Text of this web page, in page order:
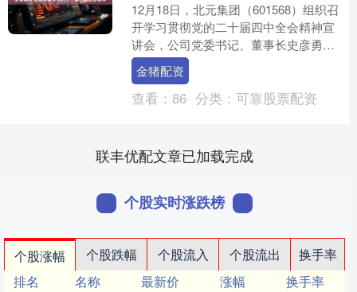
12月18日，北元集团（601568）组织召
开学习贯彻党的二十届四中全会精神宣
讲会，公司党委书记、董事长史彦勇作
专题宣讲。公司职能部门管理人员45人
聆听宣讲。 ....
金猪配资
查看： 86 分类： 可靠股票配资
联丰优配文章已加载完成
个股实时涨跌榜
个股涨幅 个股跌幅 个股流入 个股流出
换手率
排名
名称 最新价 涨幅
换手率